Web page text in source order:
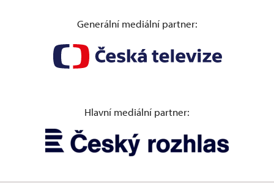
Generální mediální partner:
Hlavní mediální partner: